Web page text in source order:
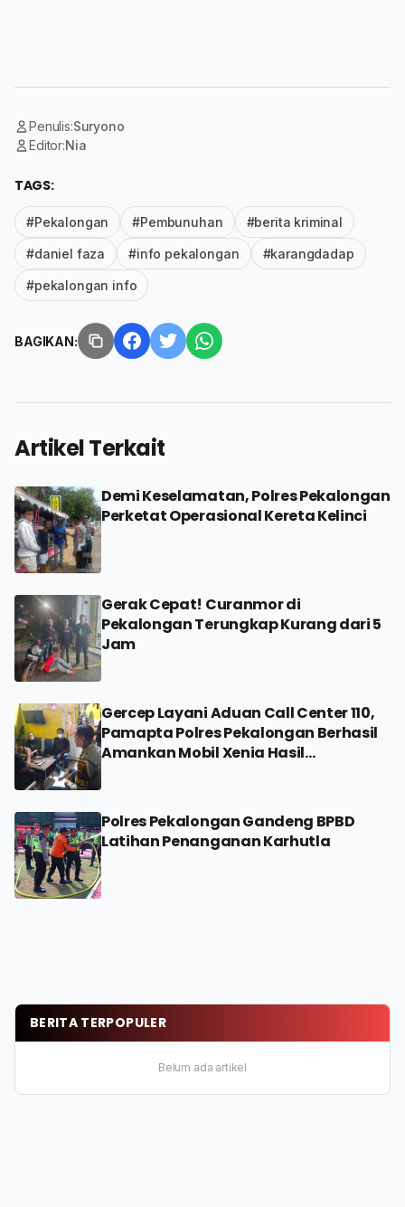
Penulis:Suryono
Editor:Nia
TAGS:
#Pekalongan #Pembunuhan #berita kriminal
#daniel faza #info pekalongan #karangdadap
#pekalongan info
BAGIKAN:
Artikel Terkait
Demi Keselamatan, Polres Pekalongan
Perketat Operasional Kereta Kelinci
Gerak Cepat! Curanmor di
Pekalongan Terungkap Kurang dari 5
Jam
Gercep Layani Aduan Call Center 110,
Pamapta Polres Pekalongan Berhasil
Amankan Mobil Xenia Hasil
Polres Pekalongan Gandeng BPBD
Latihan Penanganan Karhutla
BERITA TERPOPULER
Belum ada artikel